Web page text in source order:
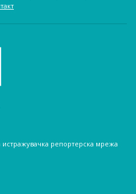
истражувачка репортерска мрежа